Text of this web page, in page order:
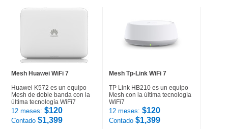
Mesh Huawei WiFi 7
Huawei K572 es un equipo
Mesh de doble banda con la
última tecnología WiFi7
12 meses: $120
Contado $1,399
Mesh Tp-Link WiFi 7
TP Link HB210 es un equipo
Mesh con la última tecnología
WiFi7
12 meses: $120
Contado $1,399